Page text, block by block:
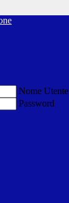
Nome Utente
Password